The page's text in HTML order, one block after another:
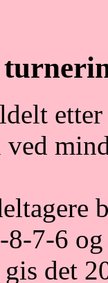
7-6
gis det